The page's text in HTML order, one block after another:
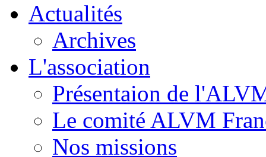
Actualités
Archives
L'association
Présentaion de
Le comité ALVM
Nos missions